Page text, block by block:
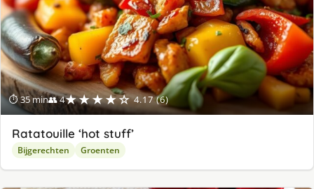
⏱ 35 min👥 4★★★★☆ 4.17 (6)
Ratatouille ‘hot stuff’
Bijgerechten Groenten